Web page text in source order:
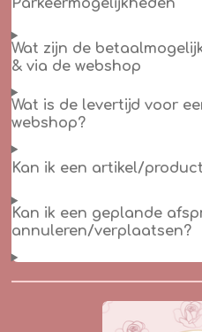
Wat zijn de
& via de webshop
Wat is de levertijd voor
webshop?
Kan ik een artikel/
Kan ik een geplande
annuleren/verplaatsen?